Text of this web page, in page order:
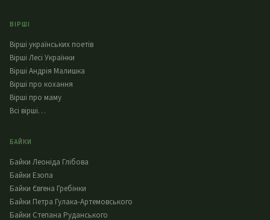
ВІРШІ
Вірші українських поетів
Вірші Лесі Українки
Вірші Андрія Малишка
Вірші про кохання
Вірші про маму
Всі вірші…
БАЙКИ
Байки Леоніда Глібова
Байки Езопа
Байки Євгена Гребінки
Байки Петра Гулака-Артемовського
Байки Степана Руданського